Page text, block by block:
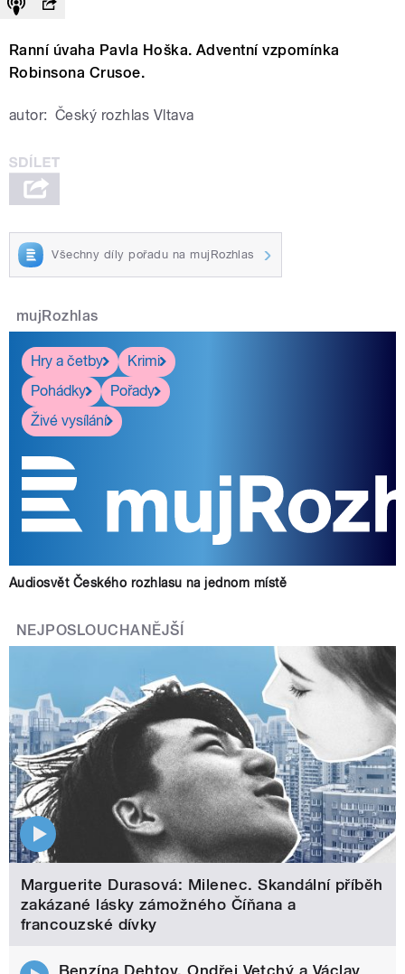
Ranní úvaha Pavla Hoška. Adventní vzpomínka
Robinsona Crusoe.
autor: Český rozhlas Vltava
Všechny díly pořadu na mujRozhlas
mujRozhlas
Hry a četby
Krimi
Pohádky
Pořady
Živé vysílání
Audiosvět Českého rozhlasu na jednom místě
NEJPOSLOUCHANĚJŠÍ
Marguerite Durasová: Milenec. Skandální příběh
zakázané lásky zámožného Číňana a
francouzské dívky
Benzína Dehtov. Ondřej Vetchý a Václav